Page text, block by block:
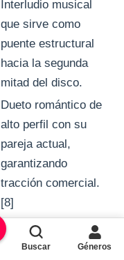
Interludio musical
que sirve como
puente estructural
hacia la segunda
mitad del disco.
Dueto romántico de
alto perfil con su
pareja actual,
garantizando
tracción comercial.
[8]
Balada de
dependencia
Buscar Géneros